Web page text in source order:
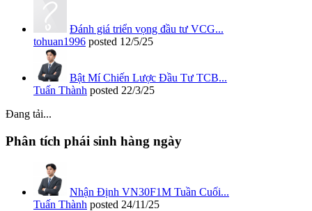
Đánh giá triển vọng đầu tư VCG...
tohuan1996 posted 12/5/25
Bật Mí Chiến Lược Đầu Tư TCB...
Tuấn Thành posted 22/3/25
Đang tải...
Phân tích phái sinh hàng ngày
Nhận Định VN30F1M Tuần Cuối...
Tuấn Thành posted 24/11/25